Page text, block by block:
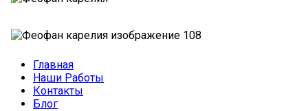
Главная
Наши Работы
Контакты
Блог